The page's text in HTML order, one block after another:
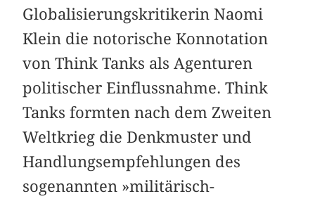
Globalisierungskritikerin Naomi
Klein die notorische Konnotation
von Think Tanks als Agenturen
politischer Einflussnahme. Think
Tanks formten nach dem Zweiten
Weltkrieg die Denkmuster und
Handlungsempfehlungen des
sogenannten »militärisch-